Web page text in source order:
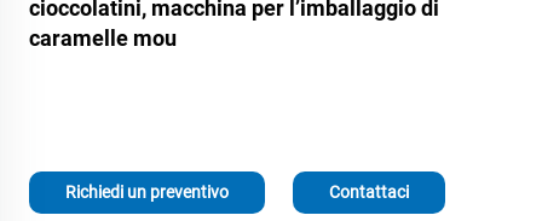
cioccolatini, macchina per l’imballaggio di
caramelle mou
Richiedi un preventivo Contattaci